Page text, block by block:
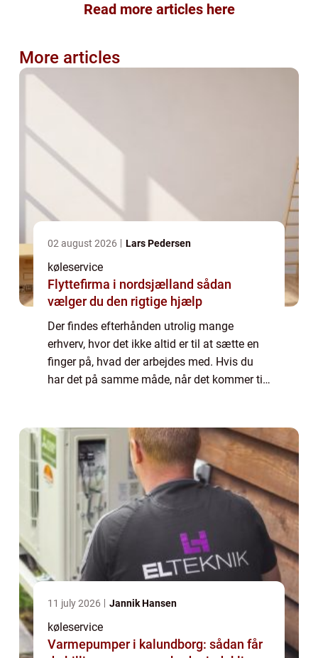
Read more articles here
More articles
02 august 2026 Lars Pedersen
køleservice
Flyttefirma i nordsjælland sådan
vælger du den rigtige hjælp
Der findes efterhånden utrolig mange
erhverv, hvor det ikke altid er til at sætte en
finger på, hvad der arbejdes med. Hvis du
har det på samme måde, når det kommer til
11 july 2026 Jannik Hansen
køleservice
Varmepumper i kalundborg: sådan får